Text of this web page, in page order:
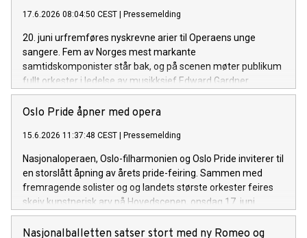
17.6.2026 08:04:50 CEST Pressemelding
20. juni urfremføres nyskrevne arier til Operaens unge
sangere. Fem av Norges mest markante
samtidskomponister står bak, og på scenen møter publikum
fullt orkester i ledelse av musikksjef Edward Gardner.
Oslo Pride åpner med opera
15.6.2026 11:37:48 CEST Pressemelding
Nasjonaloperaen, Oslo-filharmonien og Oslo Pride inviterer til
en storslått åpning av årets pride-feiring. Sammen med
fremragende solister og og landets største orkester feires
skeiv kunstnerisk arv på Hovedscenen, onsdag 17. juni.
Nasjonalballetten satser stort med ny Romeo og